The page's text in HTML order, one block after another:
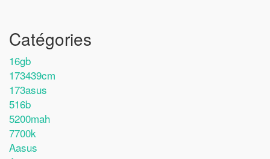
Catégories
16gb
173439cm
173asus
516b
5200mah
7700k
Aasus